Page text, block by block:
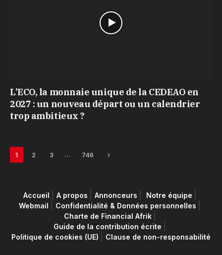
L’ECO, la monnaie unique de la CEDEAO en
2027 : un nouveau départ ou un calendrier
trop ambitieux ?
1 2 3 … 746 Next
Accueil A propos Annonceurs
Notre équipe
Webmail
Confidentialité & Données personnelles
Charte de Financial Afrik
Guide de la contribution écrite
Politique de cookies (UE)
Clause de non-responsabilité